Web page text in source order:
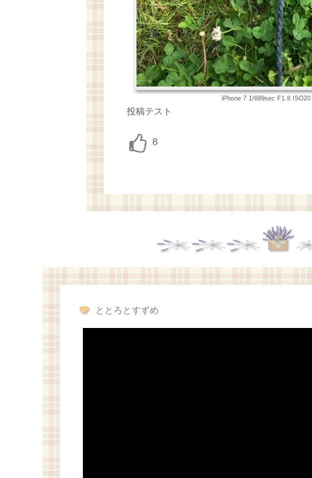
iPhone 7 1/689sec F1.8
投稿テスト
ととろとすずめ